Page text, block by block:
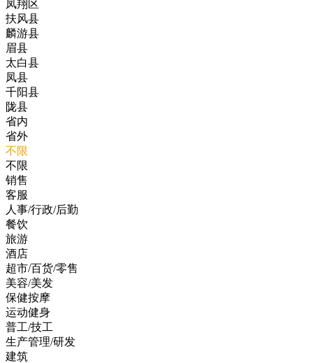
凤翔区
扶风县
麟游县
眉县
太白县
凤县
千阳县
陇县
省内
省外
不限
不限
销售
客服
人事/行政/后勤
餐饮
旅游
酒店
超市/百货/零售
美容/美发
保健按摩
运动健身
普工/技工
生产管理/研发
建筑